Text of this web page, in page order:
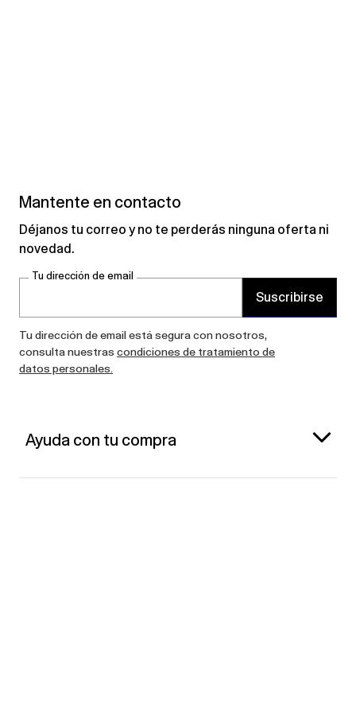
Mantente en contacto
Déjanos tu correo y no te perderás ninguna oferta ni
novedad.
Tu dirección de email
Suscribirse
Tu dirección de email está segura con nosotros,
consulta nuestras condiciones de tratamiento de
datos personales.
Ayuda con tu compra